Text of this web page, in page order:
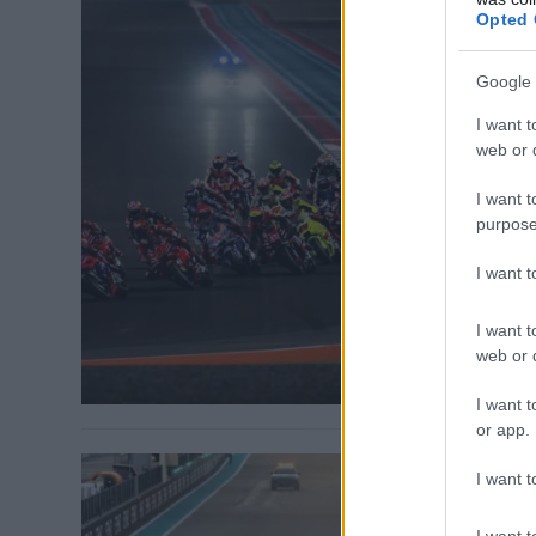
Opted
Google
I want
web or
I want
I want
I want
web or
I want
or app.
I want
Az F1
is
A MotoGP
FORMA-1 /